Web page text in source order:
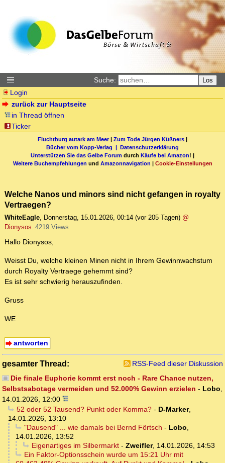
Suche: Los
Login
zurück zur Hauptseite
in Thread öffnen
Ticker
Fluchtburg autark am Meer| Zum Tode Jürgen Küßners |
Bücher vom Kopp-Verlag | Datenschutzerklärung
Unterstützen Sie das Gelbe Forum durch Käufe bei Amazon! |
Weitere Buchempfehlungen und Amazonnavigation | Cookie-Einstellungen
Welche Nanos und minors sind nicht gefangen in royalty
Vertraegen?
WhiteEagle, Donnerstag, 15.01.2026, 00:14 (vor 205 Tagen) @
Dionysos 4219 Views
Hallo Dionysos,
Weisst Du, welche kleinen Minen nicht in Ihrem Gewinnwachstum
durch Royalty Vertraege gehemmt sind?
Es ist sehr schwierig herauszufinden.
Gruss
WE
antworten
gesamter Thread:
RSS-Feed dieser Diskussion
Die finale Euphorie kommt erst noch - Rare Chance nutzen,
Selbstsabotage vermeiden und 52.000% Gewinn erzielen - Lobo,
14.01.2026, 12:00
52 oder 52 Tausend? Punkt oder Komma?- D-Marker,
14.01.2026, 13:10
"Dausend" ... wie damals bei Bernd Förtsch - Lobo,
14.01.2026, 13:52
Eigenartiges im Silbermarkt- Zweifler, 14.01.2026, 14:53
Ein Faktor-Optionsschein wurde um 15:21 Uhr mit